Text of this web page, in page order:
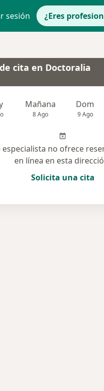
sesión ¿Eres
cita en Doctoralia
Mañana
8 Ago
Dom
9 Ago
especialista no ofrece
en línea en esta
Solicita una cita